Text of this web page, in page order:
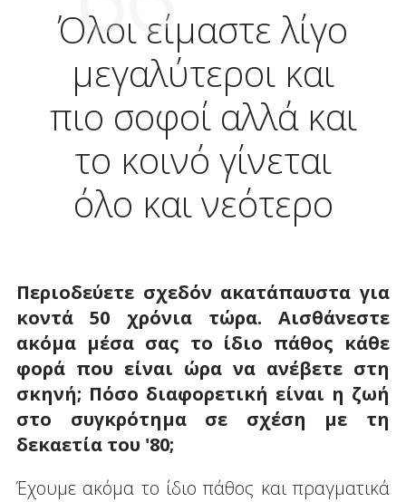
Όλοι είμαστε λίγο
μεγαλύτεροι και
πιο σοφοί αλλά και
το κοινό γίνεται
όλο και νεότερο
Περιοδεύετε σχεδόν ακατάπαυστα για
κοντά 50 χρόνια τώρα. Αισθάνεστε
ακόμα μέσα σας το ίδιο πάθος κάθε
φορά που είναι ώρα να ανέβετε στη
σκηνή; Πόσο διαφορετική είναι η ζωή
στο συγκρότημα σε σχέση με τη
δεκαετία του '80;
Έχουμε ακόμα το ίδιο πάθος και πραγματικά